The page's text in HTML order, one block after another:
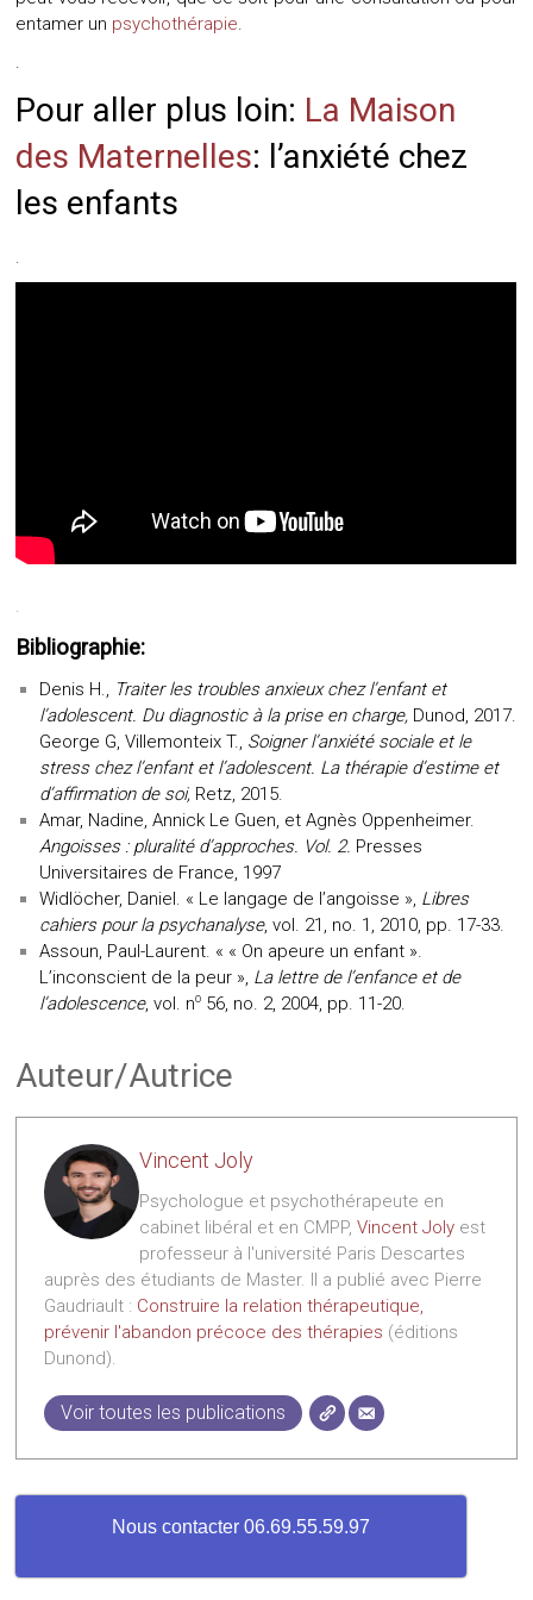
entamer un psychothérapie.
.
Pour aller plus loin: La Maison
des Maternelles: l’anxiété chez
les enfants
.
.
Bibliographie:
Denis H., Traiter les troubles anxieux chez l’enfant et
l’adolescent. Du diagnostic à la prise en charge, Dunod, 2017.
George G, Villemonteix T., Soigner l’anxiété sociale et le
stress chez l’enfant et l’adolescent. La thérapie d’estime et
d’affirmation de soi, Retz, 2015.
Amar, Nadine, Annick Le Guen, et Agnès Oppenheimer.
Angoisses : pluralité d’approches. Vol. 2. Presses
Universitaires de France, 1997
Widlöcher, Daniel. « Le langage de l’angoisse », Libres
cahiers pour la psychanalyse, vol. 21, no. 1, 2010, pp. 17-33.
Assoun, Paul-Laurent. « « On apeure un enfant ».
L’inconscient de la peur », La lettre de l’enfance et de
l’adolescence, vol. no 56, no. 2, 2004, pp. 11-20.
Auteur/Autrice
Vincent Joly
Psychologue et psychothérapeute en
cabinet libéral et en CMPP, Vincent Jolyest
professeur à l'université Paris Descartes
auprès des étudiants de Master. Il a publié avec Pierre
Gaudriault : Construire la relation thérapeutique,
prévenir l'abandon précoce des thérapies (éditions
Dunond).
Voir toutes les publications
Nous contacter 06.69.55.59.97